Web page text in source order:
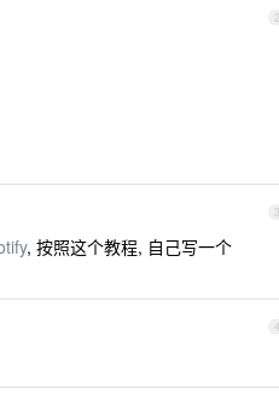
2
3
, 按照这个教程, 自己写一个
4